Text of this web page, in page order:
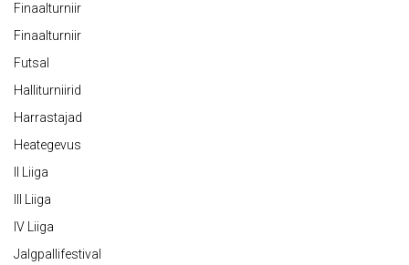
Finaalturniir
Finaalturniir
Futsal
Halliturniirid
Harrastajad
Heategevus
II Liiga
III Liiga
IV Liiga
Jalgpallifestival